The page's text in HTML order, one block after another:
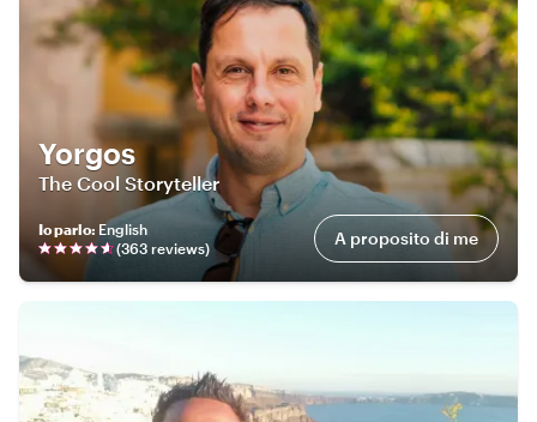
Yorgos
The Cool Storyteller
Io parlo: English
(363 reviews) A proposito di me